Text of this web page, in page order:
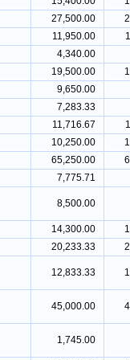
27,500.00
11,950.00
4,340.00
19,500.00
9,650.00
7,283.33
11,716.67
10,250.00
65,250.00
7,775.71
8,500.00
14,300.00
20,233.33
12,833.33
45,000.00
1,745.00